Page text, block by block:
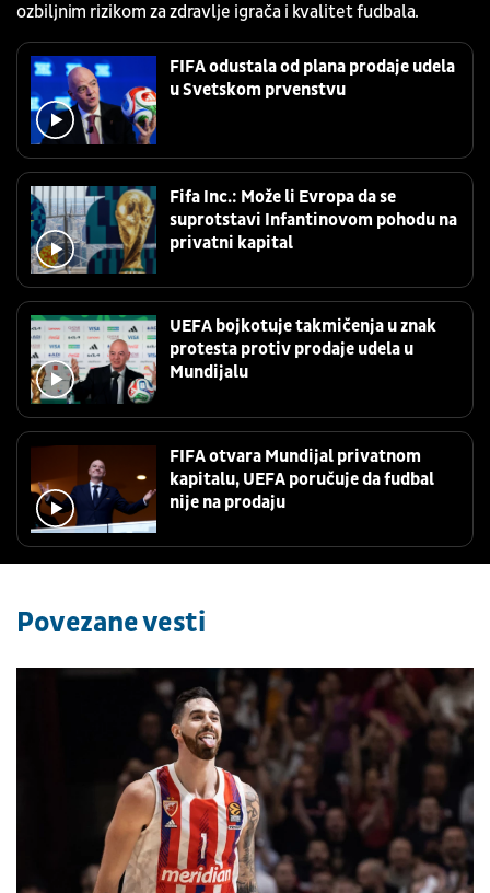
ozbiljnim rizikom za zdravlje igrača i kvalitet fudbala.
FIFA odustala od plana prodaje udela
u Svetskom prvenstvu
Fifa Inc.: Može li Evropa da se
suprotstavi Infantinovom pohodu na
privatni kapital
UEFA bojkotuje takmičenja u znak
protesta protiv prodaje udela u
Mundijalu
FIFA otvara Mundijal privatnom
kapitalu, UEFA poručuje da fudbal
nije na prodaju
Povezane vesti